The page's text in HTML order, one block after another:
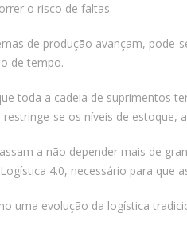
o risco de faltas.
de produção avançam,
de tempo.
toda a cadeia de suprimentos
se os níveis de
a não depender mais de
4.0, necessário para que
uma evolução da logística